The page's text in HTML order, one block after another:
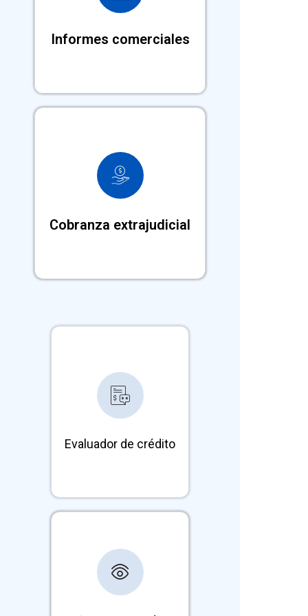
Evaluador de crédito
Evalúa el riesgo comercial
de tus clientes y define
montos de venta a crédito
empresa
Sistema de monitoreo
continuo con alertas ante
Informes comerciales
permite entender la situación de
clientes y evaluar su capacidad de
Cobranza extrajudicial
Gestión de cobranza extrajudicial
para recuperar deudas en menor